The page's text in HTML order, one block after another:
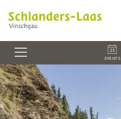
EVENTS